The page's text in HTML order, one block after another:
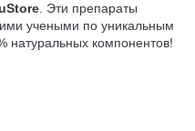
. Эти препараты
учеными по уникальным
натуральных компонентов!